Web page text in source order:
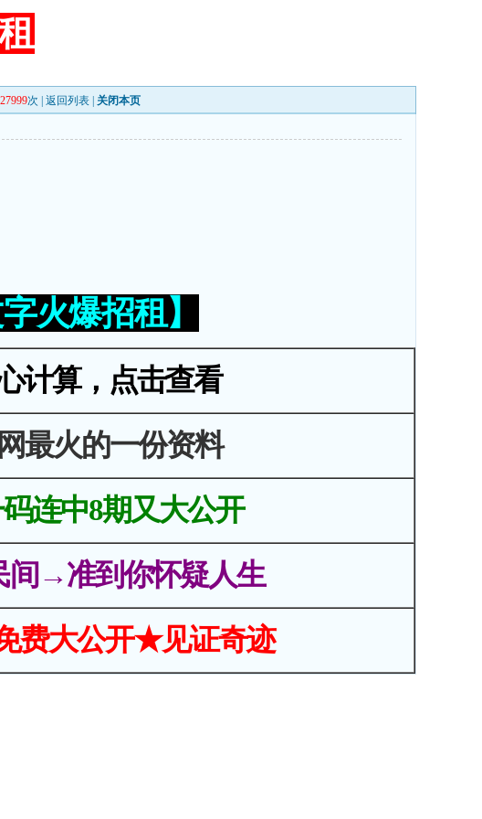
次 | 返回列表 关闭本页
火爆招租】
计算，点击查看
最火的一份资料
连中8期又大公开
→准到你怀疑人生
费大公开★见证奇迹